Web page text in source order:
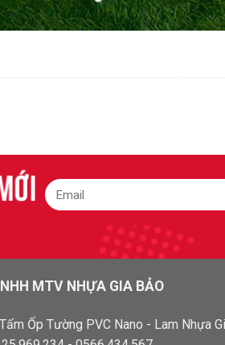
MTV NHỰA GIA BẢO
Ốp Tường PVC Nano - Lam Nhựa